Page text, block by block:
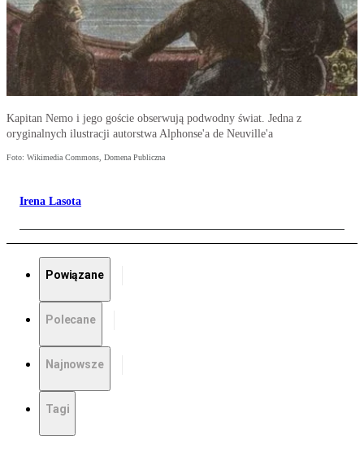
Kapitan Nemo i jego goście obserwują podwodny świat. Jedna z
oryginalnych ilustracji autorstwa Alphonse'a de Neuville'a
Foto: Wikimedia Commons, Domena Publiczna
Irena Lasota
Powiązane
Polecane
Najnowsze
Tagi